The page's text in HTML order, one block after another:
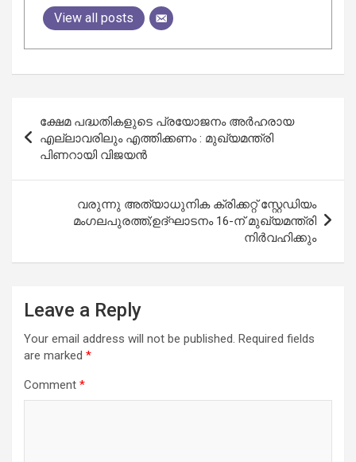
View all posts
navigation
ക്ഷേമ പദ്ധതികളുടെ പ്രയോജനം അർഹരായ
എല്ലാവരിലും എത്തിക്കണം : മുഖ്യമന്ത്രി
പിണറായി വിജയന്‍
വരുന്നു അത്യാധുനിക ക്രിക്കറ്റ് സ്റ്റേഡിയം
മംഗലപുരത്ത്;ഉദ്ഘാടനം 16-ന് മുഖ്യമന്ത്രി
നിർവഹിക്കും
Leave a Reply
Your email address will not be published. Required fields
are marked *
Comment *